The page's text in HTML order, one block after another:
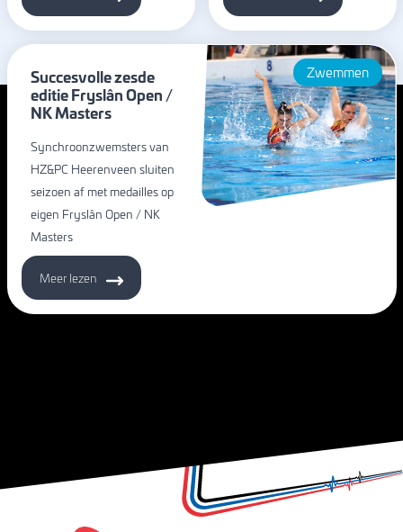
Succesvolle zesde
editie Fryslân Open /
NK Masters
Synchroonzwemsters van
HZ&PC Heerenveen sluiten
seizoen af met medailles op
eigen Fryslân Open / NK
Masters
Zwemmen
Meer lezen